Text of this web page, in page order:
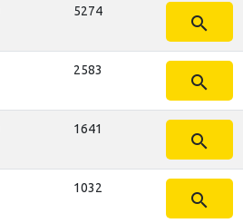
5274
search
2583
search
1641
search
1032
search